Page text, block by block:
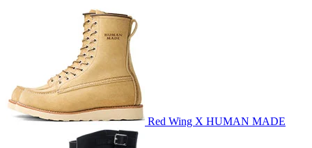
Red Wing X HUMAN MADE